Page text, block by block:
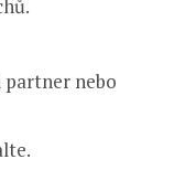
partner nebo